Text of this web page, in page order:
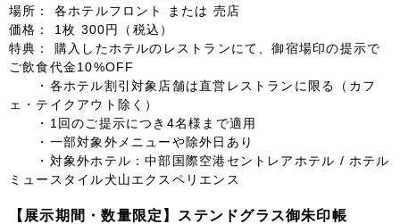
場所： 各ホテルフロント または 売店
価格： 1枚 300円（税込）
特典： 購入したホテルのレストランにて、御宿場印の提示で
ご飲食代金10%OFF
・各ホテル割引対象店舗は直営レストランに限る（カフ
ェ・テイクアウト除く）
・1回のご提示につき4名様まで適用
・一部対象外メニューや除外日あり
・対象外ホテル：中部国際空港セントレアホテル / ホテル
ミュースタイル犬山エクスペリエンス
【展示期間・数量限定】ステンドグラス御朱印帳